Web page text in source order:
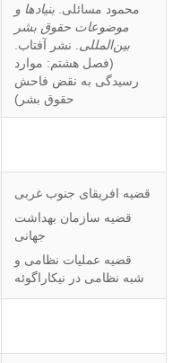
محمود مسائلی. بنیادها و
موضوعات حقوق بشر
بین‌المللی . نشر آفتاب.
(فصل هشتم: موارد
رسیدگی به نقض فاحش
حقوق بشر)
قضیه افریقای جنوب غربی
قضیه سازمان بهداشت
جهانی
قضیه عملیات نظامی و
شبه نظامی در نیکاراگوئه